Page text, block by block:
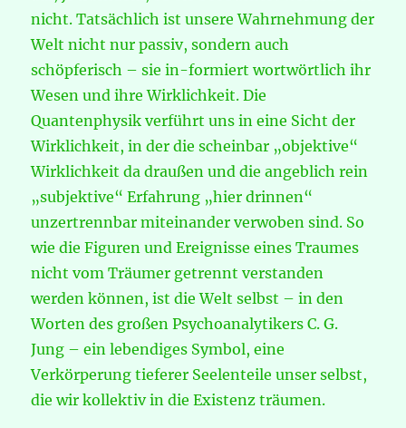
nicht. Tatsächlich ist unsere Wahrnehmung der
Welt nicht nur passiv, sondern auch
schöpferisch – sie in-formiert wortwörtlich ihr
Wesen und ihre Wirklichkeit. Die
Quantenphysik verführt uns in eine Sicht der
Wirklichkeit, in der die scheinbar „objektive“
Wirklichkeit da draußen und die angeblich rein
„subjektive“ Erfahrung „hier drinnen“
unzertrennbar miteinander verwoben sind. So
wie die Figuren und Ereignisse eines Traumes
nicht vom Träumer getrennt verstanden
werden können, ist die Welt selbst – in den
Worten des großen Psychoanalytikers C. G.
Jung – ein lebendiges Symbol, eine
Verkörperung tieferer Seelenteile unser selbst,
die wir kollektiv in die Existenz träumen.